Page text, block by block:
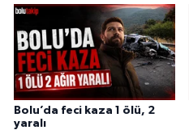
Bolu’da feci kaza 1 ölü, 2
yaralı